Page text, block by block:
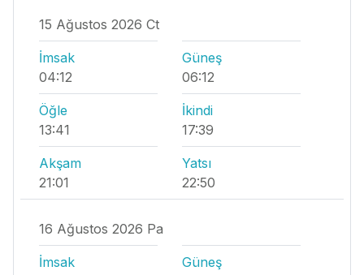
15 Ağustos 2026 Ct
İmsak
04:12
Güneş
06:12
Öğle
13:41
İkindi
17:39
Akşam
21:01
Yatsı
22:50
16 Ağustos 2026 Pa
İmsak
Güneş